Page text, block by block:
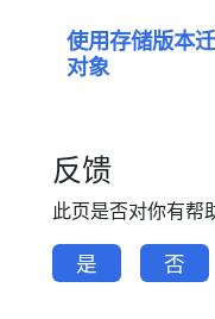
使用存储版本
对象
反馈
此页是否对你有帮
是 否